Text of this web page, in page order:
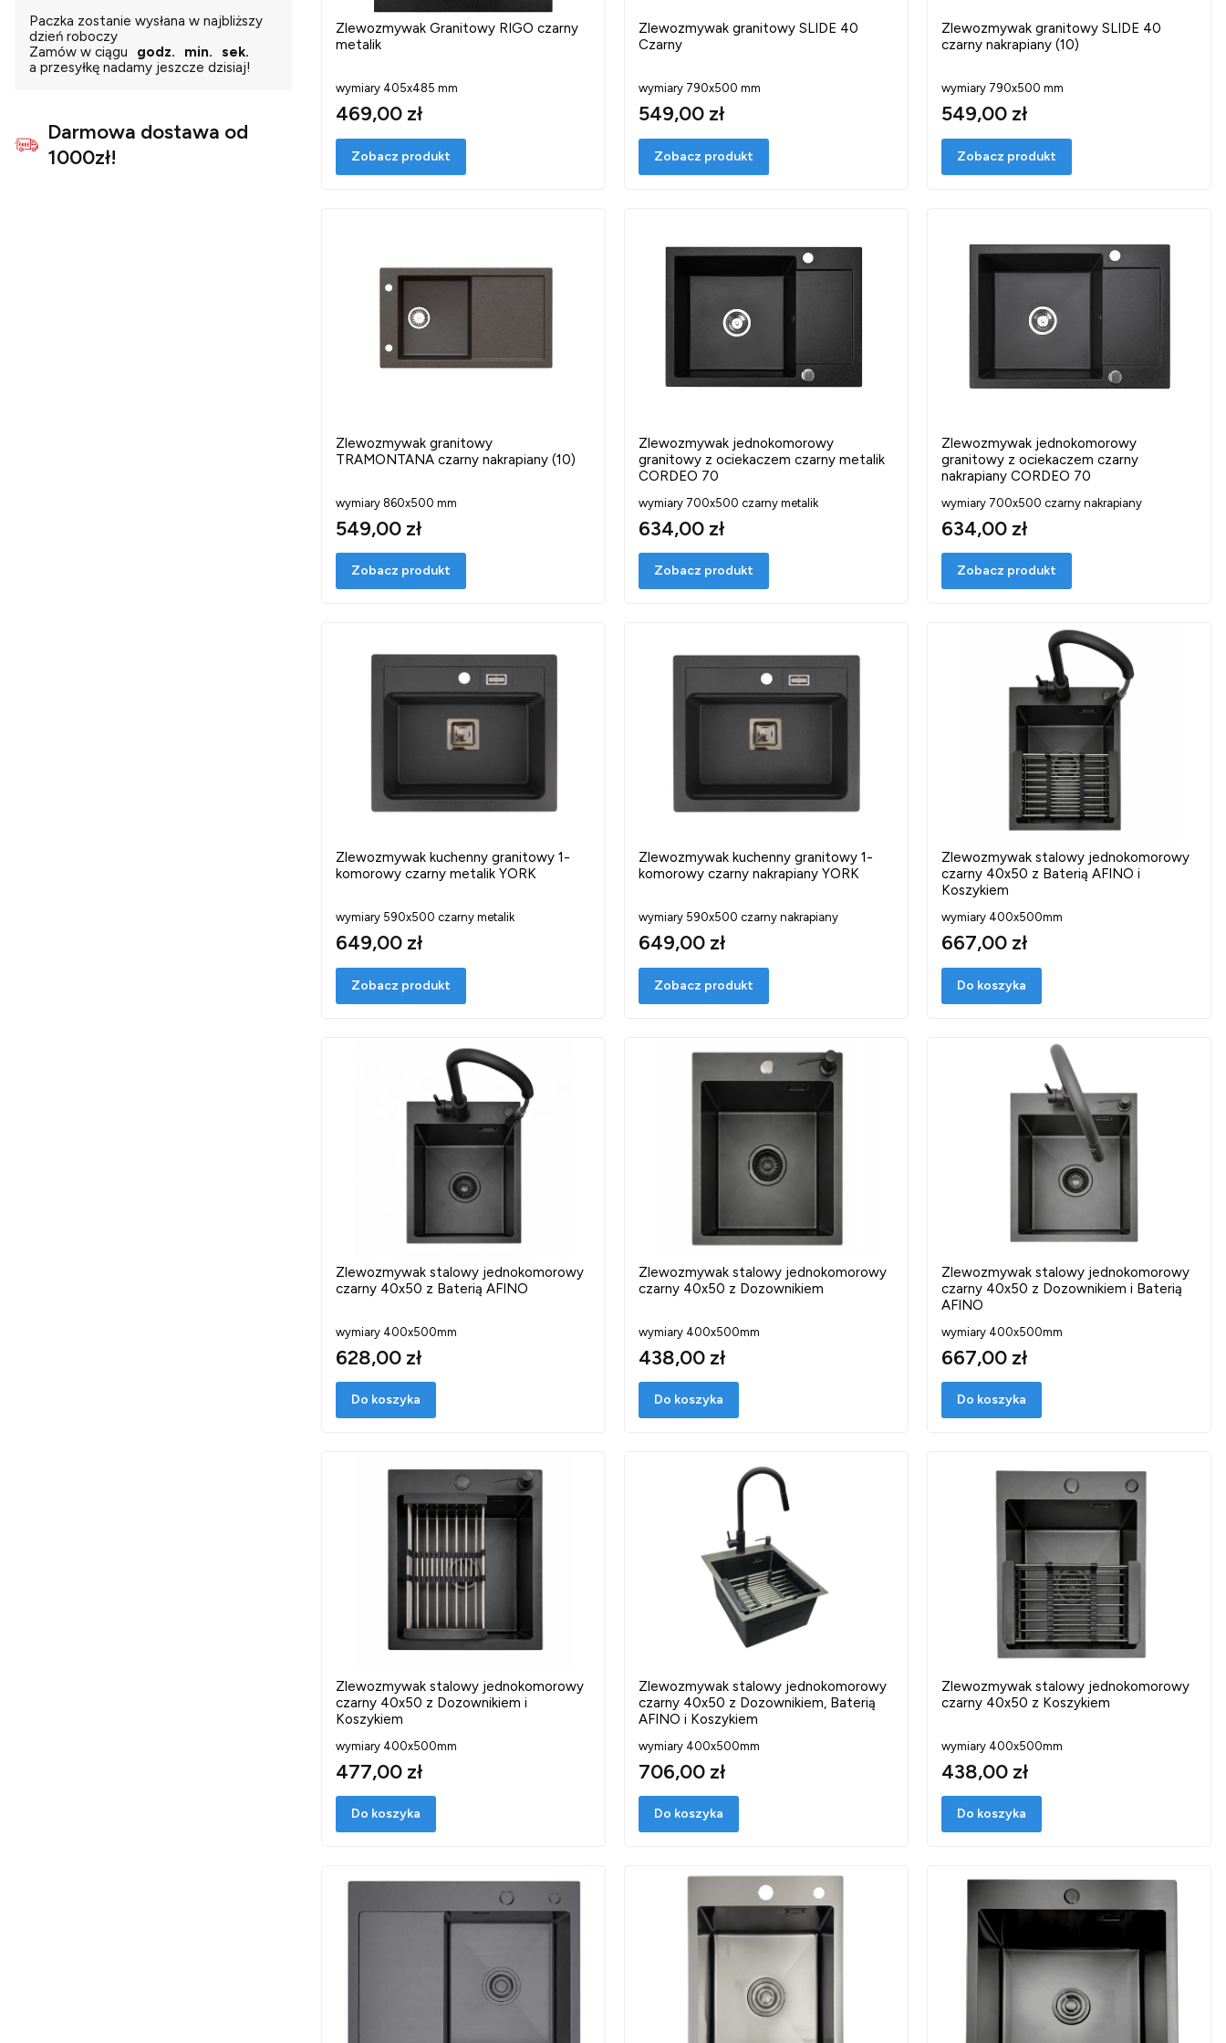
Paczka zostanie wysłana w najbliższy
dzień roboczy
Zamów w ciągu
godz. min.
sek.
a przesyłkę nadamy jeszcze dzisiaj!
Darmowa dostawa od
1000zł!
Zlewozmywak Granitowy RIGO czarny
metalik
wymiary 405x485 mm
469,00 zł
Zobacz produkt
Zlewozmywak granitowy SLIDE 40
Czarny
wymiary 790x500 mm
549,00 zł
Zobacz produkt
Zlewozmywak granitowy SLIDE 40
czarny nakrapiany (10)
wymiary 790x500 mm
549,00 zł
Zobacz produkt
Zlewozmywak granitowy
TRAMONTANA czarny nakrapiany (10)
wymiary 860x500 mm
549,00 zł
Zobacz produkt
Zlewozmywak jednokomorowy
granitowy z ociekaczem czarny metalik
CORDEO 70
wymiary 700x500 czarny metalik
634,00 zł
Zobacz produkt
Zlewozmywak jednokomorowy
granitowy z ociekaczem czarny
nakrapiany CORDEO 70
wymiary 700x500 czarny nakrapiany
634,00 zł
Zobacz produkt
Zlewozmywak kuchenny granitowy 1-
komorowy czarny metalik YORK
wymiary 590x500 czarny metalik
649,00 zł
Zobacz produkt
Zlewozmywak kuchenny granitowy 1-
komorowy czarny nakrapiany YORK
wymiary 590x500 czarny nakrapiany
649,00 zł
Zobacz produkt
Zlewozmywak stalowy jednokomorowy
czarny 40x50 z Baterią AFINO i
Koszykiem
wymiary 400x500mm
667,00 zł
Do koszyka
Zlewozmywak stalowy jednokomorowy
czarny 40x50 z Baterią AFINO
wymiary 400x500mm
628,00 zł
Do koszyka
Zlewozmywak stalowy jednokomorowy
czarny 40x50 z Dozownikiem
wymiary 400x500mm
438,00 zł
Do koszyka
Zlewozmywak stalowy jednokomorowy
czarny 40x50 z Dozownikiem i Baterią
AFINO
wymiary 400x500mm
667,00 zł
Do koszyka
Zlewozmywak stalowy jednokomorowy
czarny 40x50 z Dozownikiem i
Koszykiem
wymiary 400x500mm
477,00 zł
Do koszyka
Zlewozmywak stalowy jednokomorowy
czarny 40x50 z Dozownikiem, Baterią
AFINO i Koszykiem
wymiary 400x500mm
706,00 zł
Do koszyka
Zlewozmywak stalowy jednokomorowy
czarny 40x50 z Koszykiem
wymiary 400x500mm
438,00 zł
Do koszyka